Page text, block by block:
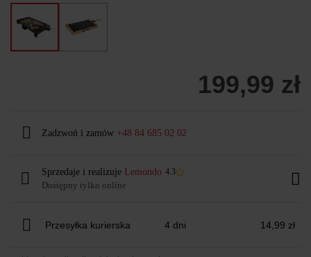
199,99 zł
Zadzwoń i zamów +48 84 685 02 02
Sprzedaje i realizuje Lemondo 4.3
Dostępny tylko online
Przesyłka kurierska 4 dni 14,99 zł